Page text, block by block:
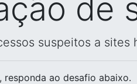
de
suspeitos a sites
, responda ao desafio abaixo.